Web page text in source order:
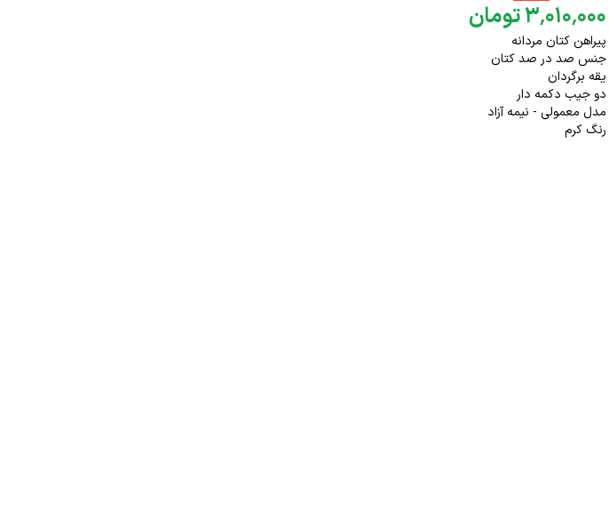
۳٬۰۱۰٬۰۰۰ تومان
پیراهن کتان مردانه
جنس صد در صد کتان
یقه برگردان
دو جیب دکمه دار
مدل معمولی - نیمه آزاد
رنگ کرم